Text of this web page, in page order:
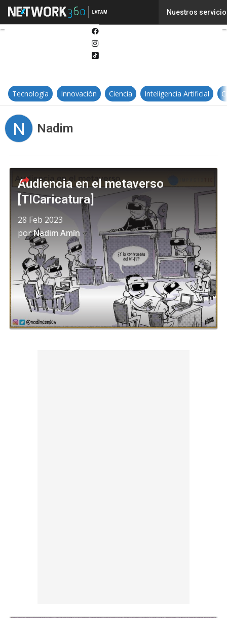
Nuestros
Tecnología Innovación Ciencia Inteligencia Artificial
N Nadim
Audiencia en el metaverso
[TICaricatura]
28 Feb 2023
porNadim Amín